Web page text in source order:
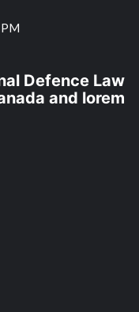
Defence Law
and lorem